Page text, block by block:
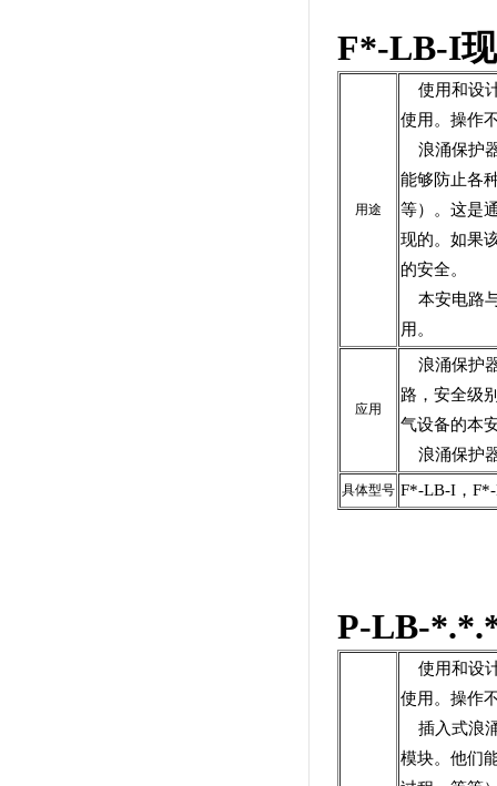
F*-LB-I
用途
使用和设
使用。操作
浪涌保护
能够防止各
等）。这是
现的。如果
的安全。
本安电路
用。
应用
浪涌保护
路，安全级
气设备的本
浪涌保护
具体型号 F*-LB-I，
P-LB-
使用和设
使用。操作
插入式浪
模块。他们